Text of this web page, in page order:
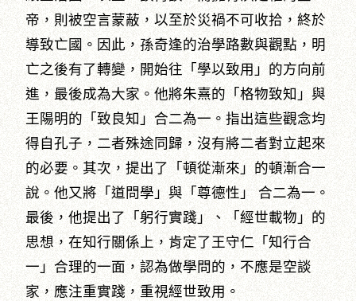
帝，則被空言蒙蔽，以至於災禍不可收拾，終於
導致亡國。因此，孫奇逢的治學路數與觀點，明
亡之後有了轉變，開始往「學以致用」的方向前
進，最後成為大家。他將朱熹的「格物致知」與
王陽明的「致良知」合二為一。指出這些觀念均
得自孔子，二者殊途同歸，沒有將二者對立起來
的必要。其次，提出了「頓從漸來」的頓漸合一
說。他又將「道問學」與「尊德性」 合二為一。
最後，他提出了「躬行實踐」、「經世載物」的
思想，在知行關係上，肯定了王守仁「知行合
一」合理的一面，認為做學問的，不應是空談
家，應注重實踐，重視經世致用。